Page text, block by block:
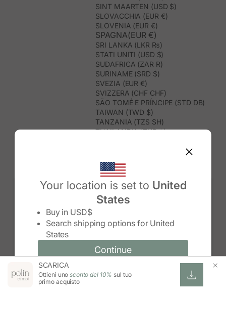
Your location is set to United
States
Buy in USD$
Search shipping options for United
States
Continue
Change country/region and language
Change country/region
Continue
SINT MAARTEN (USD $)
SLOVACCHIA (EUR €)
SLOVENIA (EUR €)
SPAGNA(EUR €)
SRI LANKA (LKR ₨)
STATI UNITI (USD $)
SUDAFRICA (ZAR R)
SURINAME (SRD $)
SVEZIA (EUR €)
SVIZZERA (CHF CHF)
SÃO TOMÉ E PRÍNCIPE (STD DB)
TAIWAN (TWD $)
TANZANIA (TZS SH)
THAILANDIA (THB ฿)
TONGA (TOP T$)
TRINIDAD E TOBAGO (TTD $)
TUNISIA (USD $)
TURCHIA (TRY ₺)
TURKMENISTAN (USD $)
UNGHERIA (EUR €)
UZBEKISTAN (UZS SO'M)
VANUATU (VUV VT)
VIETNAM (VND ₫)
WALLIS E FUTUNA (XPF FR)
SCARICA
Ottieni unosconto del 10% sul tuo
primo acquisto